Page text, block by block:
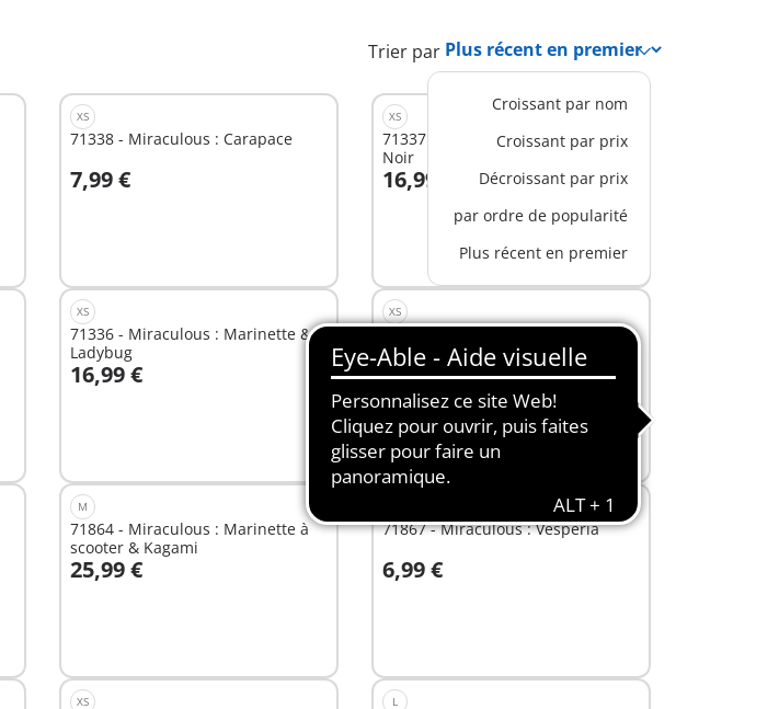
Trier par
Croissant par nom
Croissant par prix
Décroissant par prix
par ordre de popularité
Plus récent en premier
XS
71338 - Miraculous : Carapace
7,99 €
Au panier
XS
71337 - Miraculous : Adrien & Chat
Noir
16,99 €
Au panier
XS
71336 - Miraculous : Marinette &
Ladybug
16,99 €
Au panier
XS
71342 - Miraculous : Antibug
7,99 €
Au panier
M
71864 - Miraculous : Marinette à
scooter & Kagami
25,99 €
Au panier
71867 - Miraculous : Vesperia
6,99 €
Au panier
XS L